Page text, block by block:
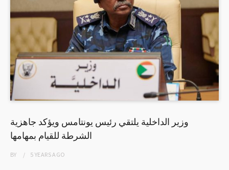
وزير الداخلية يلتقي رئيس يونتامس ويؤكد جاهزية
الشرطة للقيام بمهامها
BY 5 YEARSAGO